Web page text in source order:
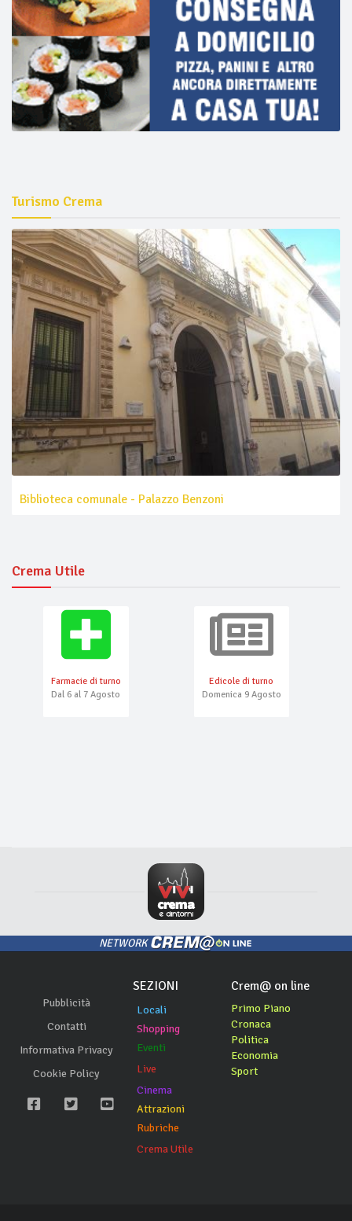
Turismo Crema
Biblioteca comunale - Palazzo Benzoni
Crema Utile
Farmacie di turno
Dal 6 al 7 Agosto
Edicole di turno
Domenica 9 Agosto
NETWORK
Pubblicità
Contatti
Informativa Privacy
Cookie Policy
SEZIONI
Locali
Shopping
Eventi
Live
Cinema
Attrazioni
Rubriche
Crema Utile
Crem@ on line
Primo Piano
Cronaca
Politica
Economia
Sport